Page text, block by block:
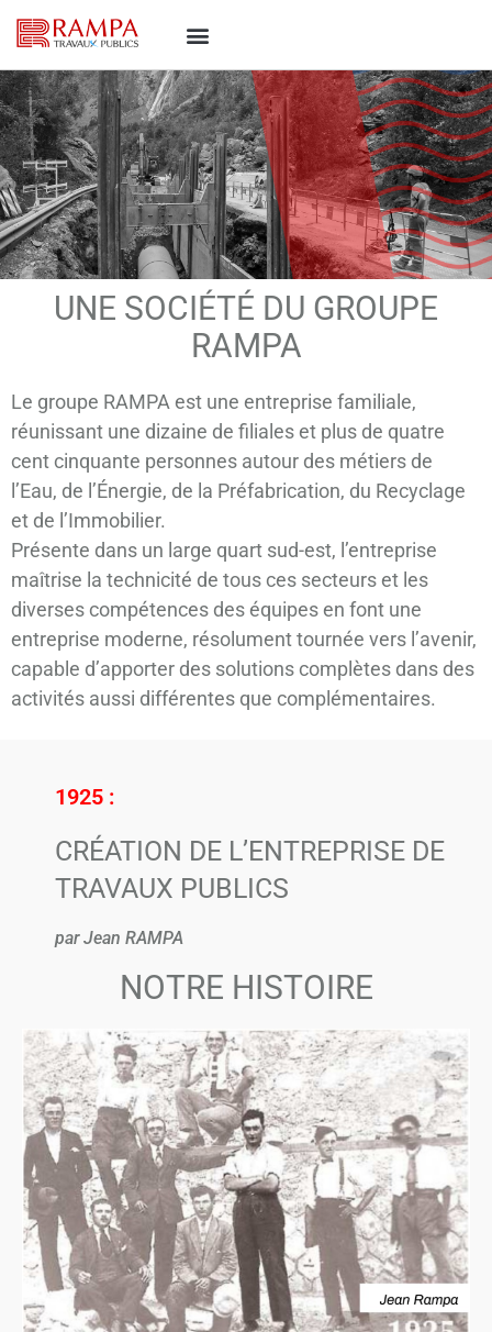
UNE SOCIÉTÉ DU GROUPE
RAMPA
Le groupe RAMPA est une entreprise familiale,
réunissant une dizaine de filiales et plus de quatre
cent cinquante personnes autour des métiers de
l’Eau, de l’Énergie, de la Préfabrication, du Recyclage
et de l’Immobilier.
Présente dans un large quart sud-est, l’entreprise
maîtrise la technicité de tous ces secteurs et les
diverses compétences des équipes en font une
entreprise moderne, résolument tournée vers l’avenir,
capable d’apporter des solutions complètes dans des
activités aussi différentes que complémentaires.
NOTRE HISTOIRE
1925 :
CRÉATION DE L’ENTREPRISE DE
TRAVAUX PUBLICS
par Jean RAMPA